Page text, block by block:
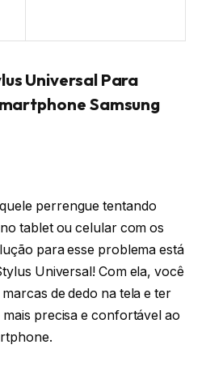
Universal Para
Samsung
perrengue tentando
tablet ou celular com os
para esse problema está
Universal! Com ela, você
de dedo na tela e ter
precisa e confortável ao